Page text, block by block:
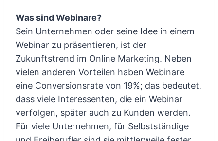
Was sind Webinare?
Sein Unternehmen oder seine Idee in einem
Webinar zu präsentieren, ist der
Zukunftstrend im Online Marketing. Neben
vielen anderen Vorteilen haben Webinare
eine Conversionsrate von 19%; das bedeutet,
dass viele Interessenten, die ein Webinar
verfolgen, später auch zu Kunden werden.
Für viele Unternehmen, für Selbstständige